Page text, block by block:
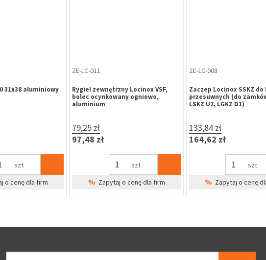
Tolsen 18mm
o cenę dla firm
ZE-LC-372
Komplet zawiasów Locinox GBM12-
DP ze wzmocnioną zaślepką, śruba
M12x150 mm na profil prostokątny
67,90 zł
83,52 zł
%Zapytaj o cenę dla firm
ZA-PL-383
Zawiasa
przykręcana fi 15
00w8010p1b300A)
3,50 zł
4,31 zł
%Zapytaj o